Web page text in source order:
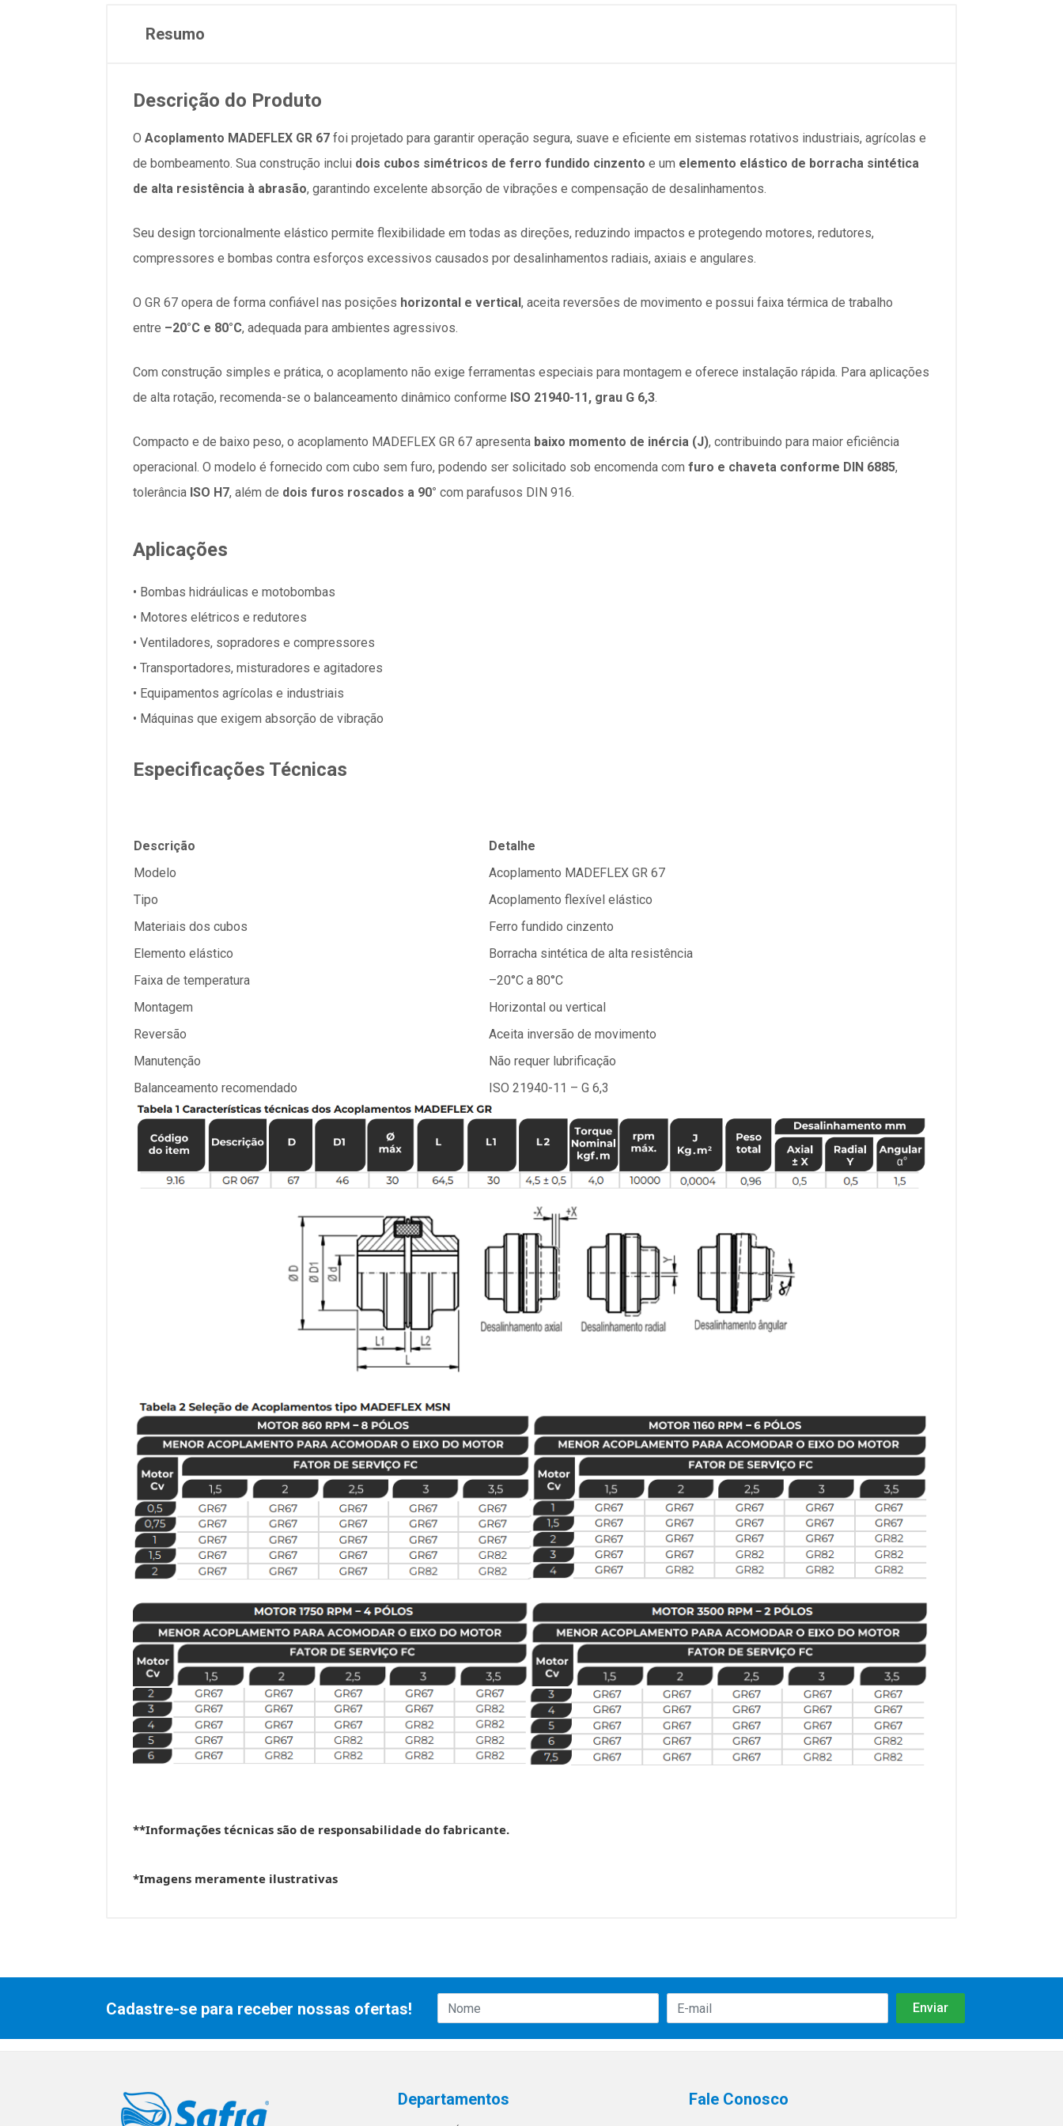
Resumo
Descrição do Produto
O Acoplamento MADEFLEX GR 67 foi projetado para garantir operação segura, suave e eficiente em sistemas rotativos industriais, agrícolas e
de bombeamento. Sua construção inclui dois cubos simétricos de ferro fundido cinzento e um elemento elástico de borracha sintética
de alta resistência à abrasão, garantindo excelente absorção de vibrações e compensação de desalinhamentos.
Seu design torcionalmente elástico permite flexibilidade em todas as direções, reduzindo impactos e protegendo motores, redutores,
compressores e bombas contra esforços excessivos causados por desalinhamentos radiais, axiais e angulares.
O GR 67 opera de forma confiável nas posições horizontal e vertical, aceita reversões de movimento e possui faixa térmica de trabalho
entre –20°C e 80°C, adequada para ambientes agressivos.
Com construção simples e prática, o acoplamento não exige ferramentas especiais para montagem e oferece instalação rápida. Para aplicações
de alta rotação, recomenda-se o balanceamento dinâmico conforme ISO 21940-11, grau G 6,3.
Compacto e de baixo peso, o acoplamento MADEFLEX GR 67 apresenta baixo momento de inércia (J), contribuindo para maior eficiência
operacional. O modelo é fornecido com cubo sem furo, podendo ser solicitado sob encomenda com furo e chaveta conforme DIN 6885,
tolerância ISO H7, além de dois furos roscados a 90° com parafusos DIN 916.
Aplicações
• Bombas hidráulicas e motobombas
• Motores elétricos e redutores
• Ventiladores, sopradores e compressores
• Transportadores, misturadores e agitadores
• Equipamentos agrícolas e industriais
• Máquinas que exigem absorção de vibração
Especificações Técnicas
Descrição
Detalhe
Modelo
Acoplamento MADEFLEX GR 67
Tipo
Acoplamento flexível elástico
Materiais dos cubos
Ferro fundido cinzento
Elemento elástico
Borracha sintética de alta resistência
Faixa de temperatura
–20°C a 80°C
Montagem
Horizontal ou vertical
Reversão
Aceita inversão de movimento
Manutenção
Não requer lubrificação
Balanceamento recomendado
ISO 21940-11 – G 6,3
*Imagens meramente ilustrativas
**Informações técnicas são de responsabilidade do fabricante.
Cadastre-se para receber nossas ofertas!
Departamentos Fale Conosco